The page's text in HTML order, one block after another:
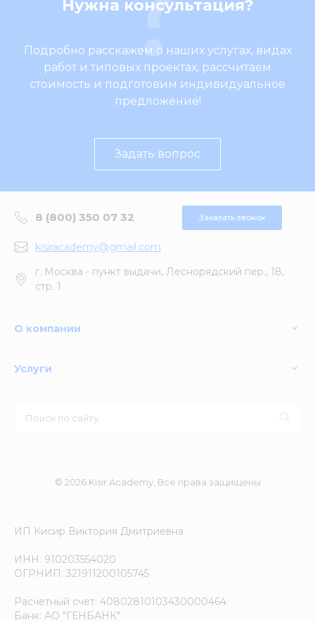
Нужна консультация?
Подробно расскажем о наших услугах, видах
работ и типовых проектах, рассчитаем
стоимость и подготовим индивидуальное
предложение!
Задать вопрос
8 (800) 350 07 32 Заказать звонок
kisiracademy@gmail.com
г. Москва - пункт выдачи, Леснорядский пер., 18,
стр. 1
О компании
Услуги
© 2026 Kisir Academy, Все права защищены
ИП Кисир Виктория Дмитриевна
ИНН: 910203554020
ОГРНИП: 321911200105745
Расчетный счет: 40802810103430000464
Банк: АО "ГЕНБАНК"